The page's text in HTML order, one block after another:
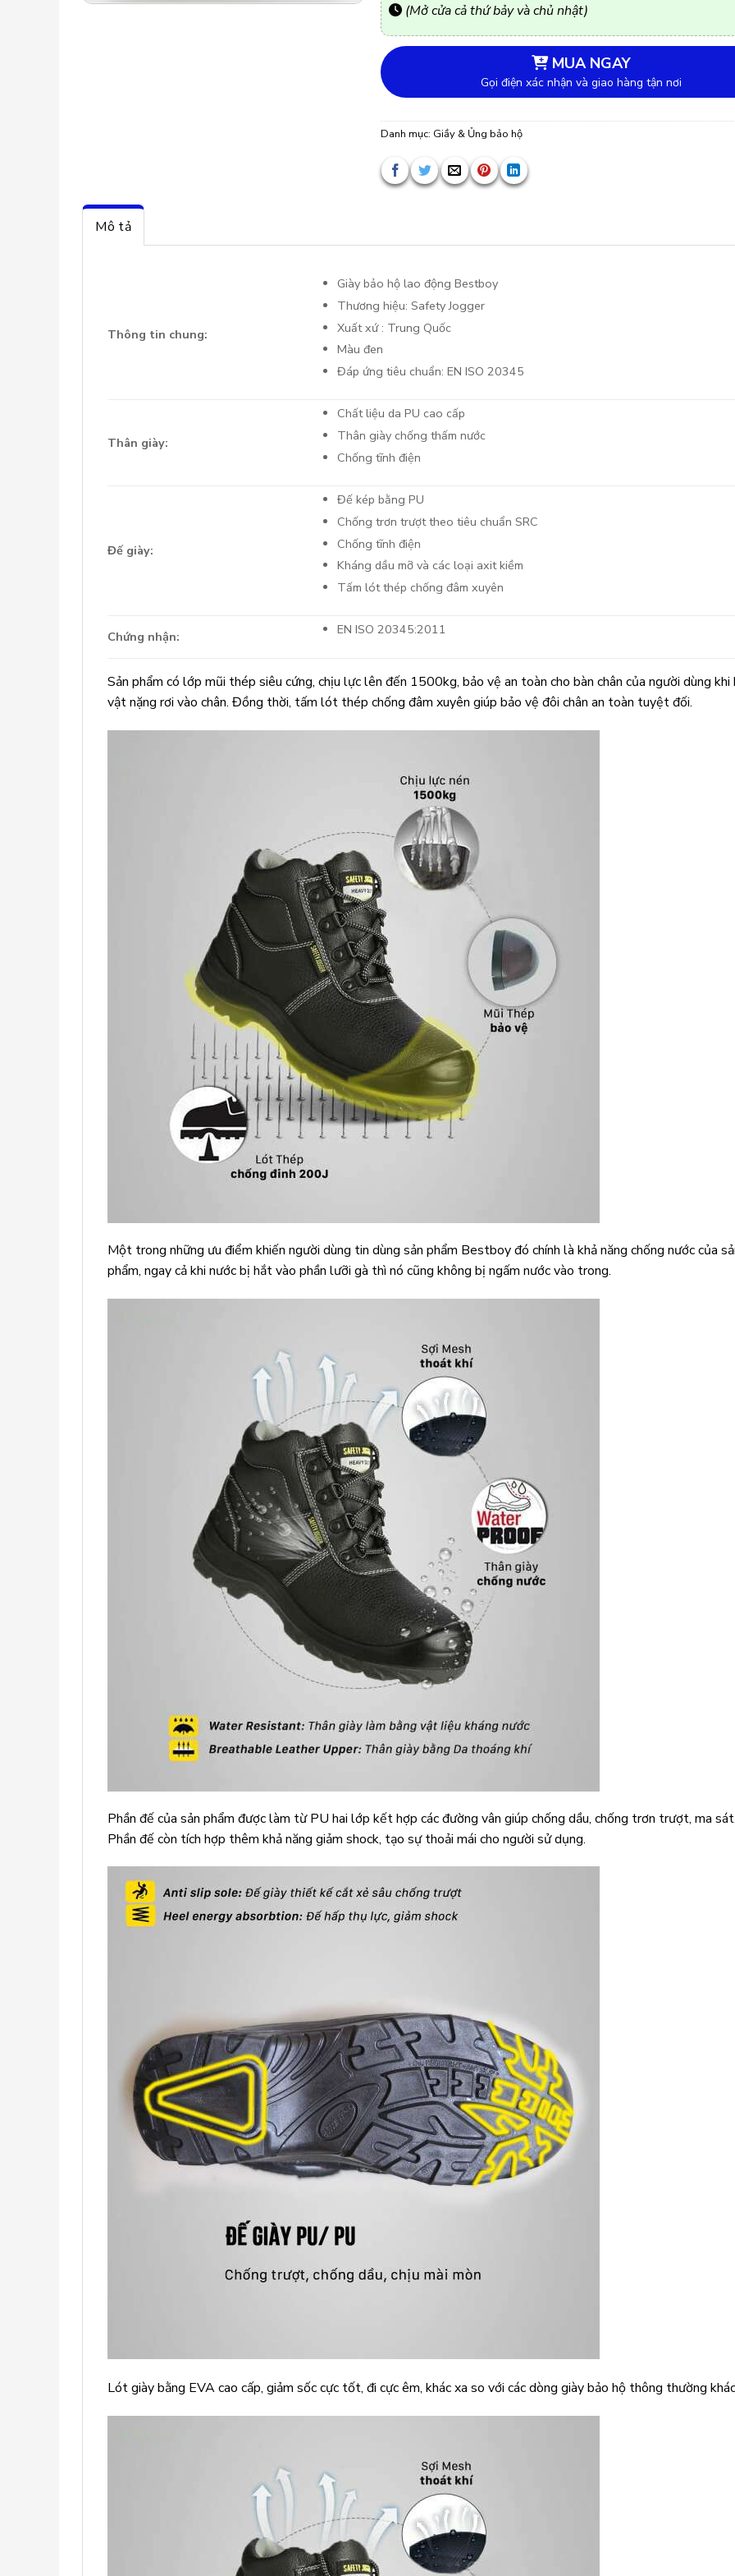
(Mở cửa cả thứ bảy và chủ nhật)
MUA NGAY
Gọi điện xác nhận và giao hàng tận nơi
Danh mục: Giầy & Ủng bảo hộ
Mô tả
Thông tin chung:
Giày bảo hộ lao động Bestboy
Thương hiệu: Safety Jogger
Xuất xứ : Trung Quốc
Màu đen
Đáp ứng tiêu chuẩn: EN ISO 20345
Thân giày:
Chất liệu da PU cao cấp
Thân giày chống thấm nước
Chống tĩnh điện
Đế giày:
Đế kép bằng PU
Chống trơn trượt theo tiêu chuẩn SRC
Chống tĩnh điện
Kháng dầu mỡ và các loại axit kiềm
Tấm lót thép chống đâm xuyên
Chứng nhận: EN ISO 20345:2011
Sản phẩm có lớp mũi thép siêu cứng, chịu lực lên đến 1500kg, bảo vệ an toàn cho bàn chân của người dùng khi
vật nặng rơi vào chân. Đồng thời, tấm lót thép chống đâm xuyên giúp bảo vệ đôi chân an toàn tuyệt đối.
Một trong những ưu điểm khiến người dùng tin dùng sản phẩm Bestboy đó chính là khả năng chống nước của
phẩm, ngay cả khi nước bị hắt vào phần lưỡi gà thì nó cũng không bị ngấm nước vào trong.
Phần đế của sản phẩm được làm từ PU hai lớp kết hợp các đường vân giúp chống dầu, chống trơn trượt, ma
Phần đế còn tích hợp thêm khả năng giảm shock, tạo sự thoải mái cho người sử dụng.
Lót giày bằng EVA cao cấp, giảm sốc cực tốt, đi cực êm, khác xa so với các dòng giày bảo hộ thông thường